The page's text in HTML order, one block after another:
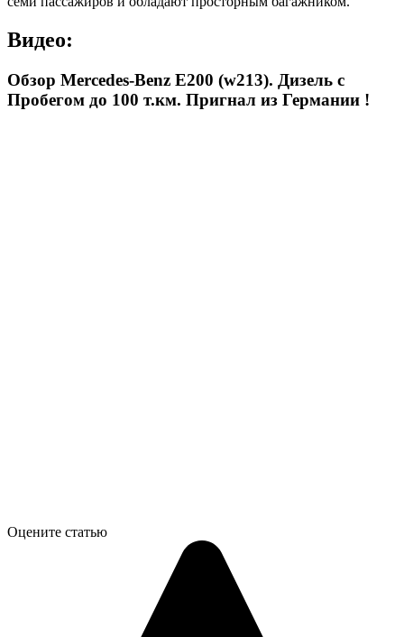
Видео:
Обзор Mercedes-Benz E200 (w213). Дизель с
Пробегом до 100 т.км. Пригнал из Германии !
Оцените статью